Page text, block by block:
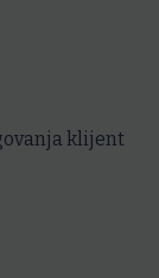
klijent